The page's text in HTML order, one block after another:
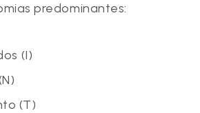
predominantes:
(I)
(T)